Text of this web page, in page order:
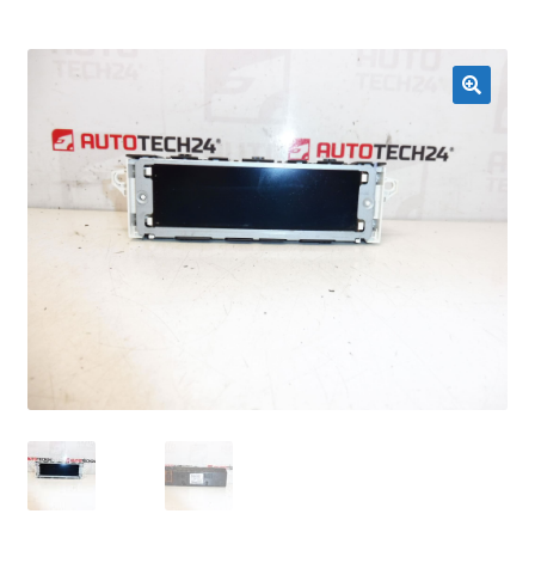
Kontakt
Košík
Můj účet
Ochrana osobních údajů
Platby